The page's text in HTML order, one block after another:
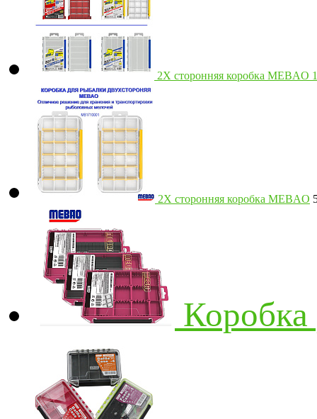
2Х сторонняя коробка MEBAO
2Х сторонняя коробка MEBAO